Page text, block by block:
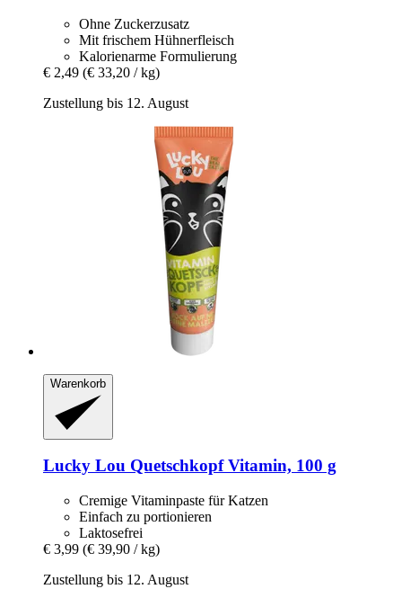
Ohne Zuckerzusatz
Mit frischem Hühnerfleisch
Kalorienarme Formulierung
€ 2,49 (€ 33,20 / kg)
Zustellung bis 12. August
Warenkorb
Lucky Lou Quetschkopf Vitamin, 100 g
Cremige Vitaminpaste für Katzen
Einfach zu portionieren
Laktosefrei
€ 3,99 (€ 39,90 / kg)
Zustellung bis 12. August